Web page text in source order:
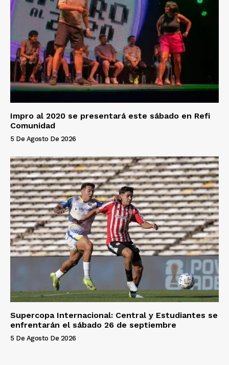
Impro al 2020 se presentará este sábado en Refi
Comunidad
5 De Agosto De 2026
Supercopa Internacional: Central y Estudiantes se
enfrentarán el sábado 26 de septiembre
5 De Agosto De 2026